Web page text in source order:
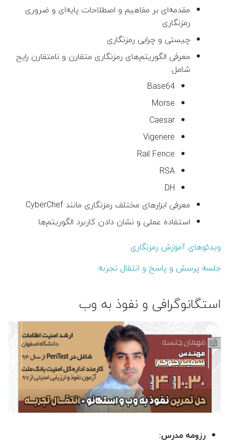
مقدمه‌ای بر مفاهیم و اصطلاحات پایه‌ای و ضروری
رمزنگاری
چیستی و چرایی رمزنگاری
معرفی الگوریتم‌های رمزنگاری متقارن و نامتقارن رایج
شامل:
Base64
Morse
Caesar
Vigenere
Rail Fence
RSA
DH
معرفی ابزارهای مختلف رمزنگاری مانند CyberChef
استفاده عملی و نشان دادن کاربرد الگوریتم‌ها
ویدئوهای آموزش رمزنگاری
جلسه پرسش و پاسخ و انتقال تجربه
استگانوگرافی و نفوذ به وب
رزومه مدرس: